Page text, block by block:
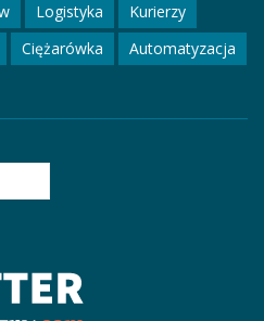
Logistyka
Kurierzy
Ciężarówka Automatyzacja